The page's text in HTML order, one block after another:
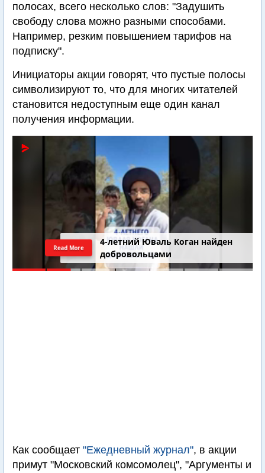
полосах, всего несколько слов: "Задушить
свободу слова можно разными способами.
Например, резким повышением тарифов на
подписку".
Инициаторы акции говорят, что пустые полосы
символизируют то, что для многих читателей
становится недоступным еще один канал
получения информации.
4-летний Юваль Коган найден
добровольцами
Read More
Как сообщает "Ежедневный журнал", в акции
примут "Московский комсомолец", "Аргументы и